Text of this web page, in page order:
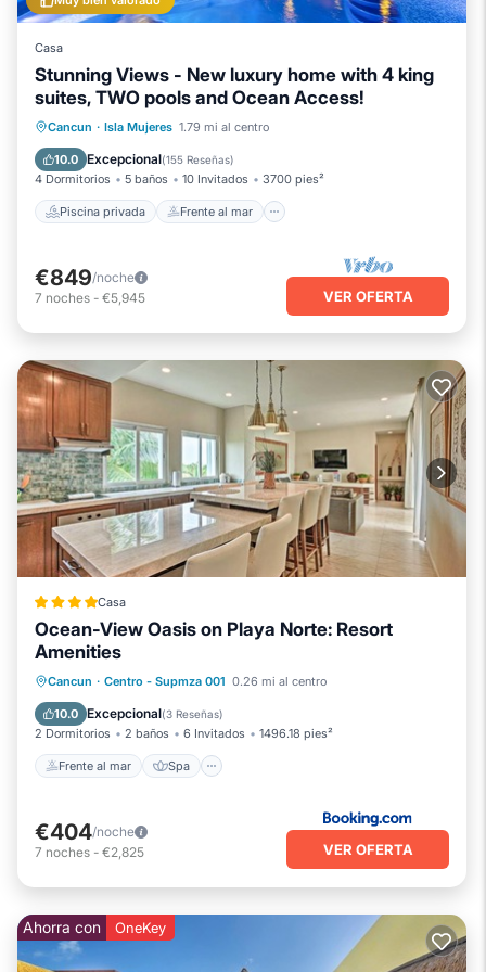
Casa
Stunning Views - New luxury home with 4 king
suites, TWO pools and Ocean Access!
Cancun · Isla Mujeres 1.79 mi al centro
10.0 Excepcional(155 Reseñas)
4 Dormitorios 5 baños 10 Invitados 3700 pies²
Piscina privada Frente al mar
Piscina privada
Frente al mar
Piscina
Vista al mar
€849/noche
7 noches - €5,945 VER OFERTA
Casa
Ocean-View Oasis on Playa Norte: Resort
Amenities
Cancun · Centro - Supmza 001 0.26 mi al centro
10.0 Excepcional(3 Reseñas)
2 Dormitorios 2 baños 6 Invitados 1496.18 pies²
Frente al mar Spa
Frente al mar Spa
Vista al mar
Vistas
€404/noche
7 noches - €2,825 VER OFERTA
Ahorra con OneKey